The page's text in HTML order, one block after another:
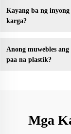
Kayang ba ng
karga?
Anong muwebles
paa na plastik?
Mga